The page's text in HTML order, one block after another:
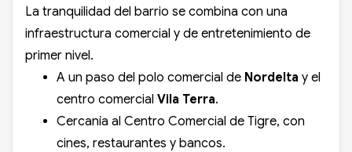
La tranquilidad del barrio se combina con una
infraestructura comercial y de entretenimiento de
primer nivel.
A un paso del polo comercial de Nordelta y el
centro comercial Vila Terra.
Cercanía al Centro Comercial de Tigre, con
cines, restaurantes y bancos.